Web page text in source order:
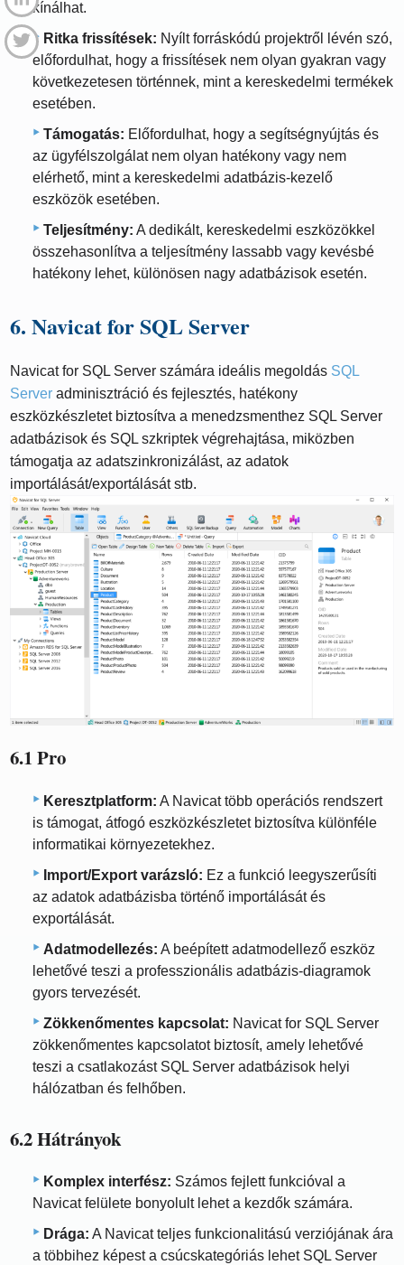
kínálhat.
Ritka frissítések: Nyílt forráskódú projektről lévén szó,
előfordulhat, hogy a frissítések nem olyan gyakran vagy
következetesen történnek, mint a kereskedelmi termékek
esetében.
Támogatás: Előfordulhat, hogy a segítségnyújtás és
az ügyfélszolgálat nem olyan hatékony vagy nem
elérhető, mint a kereskedelmi adatbázis-kezelő
eszközök esetében.
Teljesítmény: A dedikált, kereskedelmi eszközökkel
összehasonlítva a teljesítmény lassabb vagy kevésbé
hatékony lehet, különösen nagy adatbázisok esetén.
6. Navicat for SQL Server
Navicat for SQL Server számára ideális megoldás SQL
Server adminisztráció és fejlesztés, hatékony
eszközkészletet biztosítva a menedzsmenthez SQL Server
adatbázisok és SQL szkriptek végrehajtása, miközben
támogatja az adatszinkronizálást, az adatok
importálását/exportálását stb.
6.1 Pro
Keresztplatform: A Navicat több operációs rendszert
is támogat, átfogó eszközkészletet biztosítva különféle
informatikai környezetekhez.
Import/Export varázsló: Ez a funkció leegyszerűsíti
az adatok adatbázisba történő importálását és
exportálását.
Adatmodellezés: A beépített adatmodellező eszköz
lehetővé teszi a professzionális adatbázis-diagramok
gyors tervezését.
Zökkenőmentes kapcsolat: Navicat for SQL Server
zökkenőmentes kapcsolatot biztosít, amely lehetővé
teszi a csatlakozást SQL Server adatbázisok helyi
hálózatban és felhőben.
6.2 Hátrányok
Komplex interfész: Számos fejlett funkcióval a
Navicat felülete bonyolult lehet a kezdők számára.
Drága: A Navicat teljes funkcionalitású verziójának ára
a többihez képest a csúcskategóriás lehet SQL Server